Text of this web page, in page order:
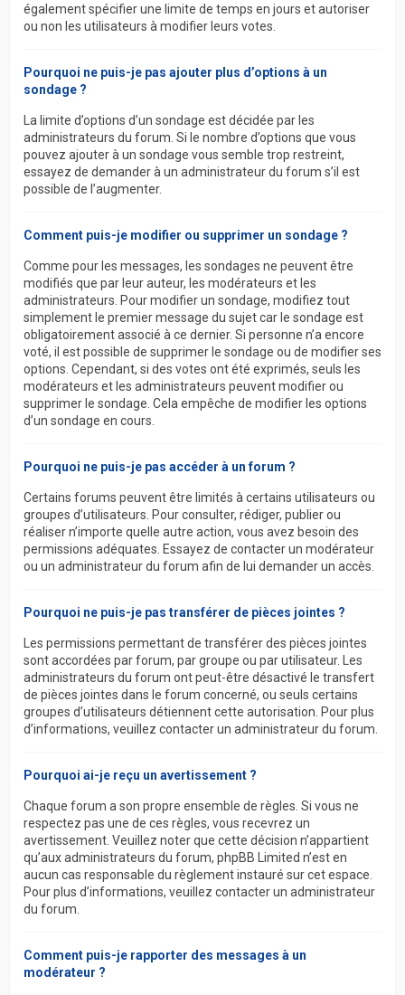
également spécifier une limite de temps en jours et autoriser
ou non les utilisateurs à modifier leurs votes.
Pourquoi ne puis-je pas ajouter plus d’options à un
sondage ?
La limite d’options d’un sondage est décidée par les
administrateurs du forum. Si le nombre d’options que vous
pouvez ajouter à un sondage vous semble trop restreint,
essayez de demander à un administrateur du forum s’il est
possible de l’augmenter.
Comment puis-je modifier ou supprimer un sondage ?
Comme pour les messages, les sondages ne peuvent être
modifiés que par leur auteur, les modérateurs et les
administrateurs. Pour modifier un sondage, modifiez tout
simplement le premier message du sujet car le sondage est
obligatoirement associé à ce dernier. Si personne n’a encore
voté, il est possible de supprimer le sondage ou de modifier ses
options. Cependant, si des votes ont été exprimés, seuls les
modérateurs et les administrateurs peuvent modifier ou
supprimer le sondage. Cela empêche de modifier les options
d’un sondage en cours.
Pourquoi ne puis-je pas accéder à un forum ?
Certains forums peuvent être limités à certains utilisateurs ou
groupes d’utilisateurs. Pour consulter, rédiger, publier ou
réaliser n’importe quelle autre action, vous avez besoin des
permissions adéquates. Essayez de contacter un modérateur
ou un administrateur du forum afin de lui demander un accès.
Pourquoi ne puis-je pas transférer de pièces jointes ?
Les permissions permettant de transférer des pièces jointes
sont accordées par forum, par groupe ou par utilisateur. Les
administrateurs du forum ont peut-être désactivé le transfert
de pièces jointes dans le forum concerné, ou seuls certains
groupes d’utilisateurs détiennent cette autorisation. Pour plus
d’informations, veuillez contacter un administrateur du forum.
Pourquoi ai-je reçu un avertissement ?
Chaque forum a son propre ensemble de règles. Si vous ne
respectez pas une de ces règles, vous recevrez un
avertissement. Veuillez noter que cette décision n’appartient
qu’aux administrateurs du forum, phpBB Limited n’est en
aucun cas responsable du règlement instauré sur cet espace.
Pour plus d’informations, veuillez contacter un administrateur
du forum.
Comment puis-je rapporter des messages à un
modérateur ?